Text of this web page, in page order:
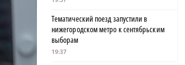
Тематический поезд запустили в
нижегородском метро к сентябрьским
выборам
19:37